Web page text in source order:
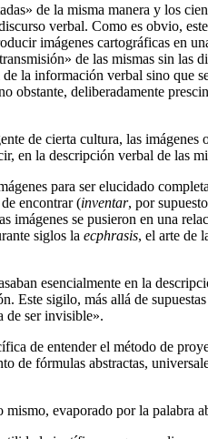
de la misma manera y los
verbal. Como es obvio,
imágenes cartográficas en
de las mismas sin
la información verbal sino que
obstante, deliberadamente
de cierta cultura, las
en la descripción verbal de las
para ser elucidado
encontrar (inventar, por
imágenes se pusieron en una
siglos la ecphrasis, el arte de
esencialmente en la
Este sigilo, más allá de
de ser invisible».
de entender el método de
de fórmulas abstractas,
evaporado por la palabra